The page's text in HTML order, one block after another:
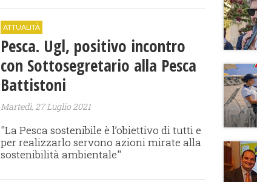
ATTUALITÀ
Pesca. Ugl, positivo incontro
con Sottosegretario alla Pesca
Battistoni
Martedì, 27 Luglio 2021
​''La Pesca sostenibile è l’obiettivo di tutti e
per realizzarlo servono azioni mirate alla
sostenibilità ambientale''